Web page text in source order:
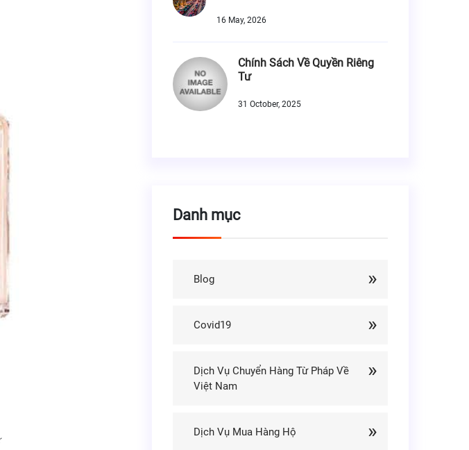
16 May, 2026
Chính Sách Về Quyền Riêng
Tư
31 October, 2025
Danh mục
Blog
Covid19
Dịch Vụ Chuyển Hàng Từ Pháp Về
Việt Nam
Dịch Vụ Mua Hàng Hộ